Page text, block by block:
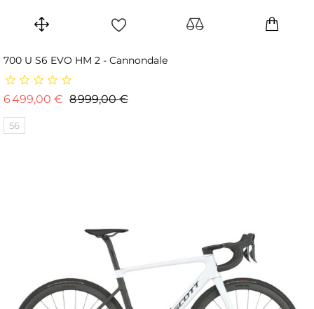
700 U S6 EVO HM 2 - Cannondale
6 499,00 € Prix de base
8 999,00 €Prix
56